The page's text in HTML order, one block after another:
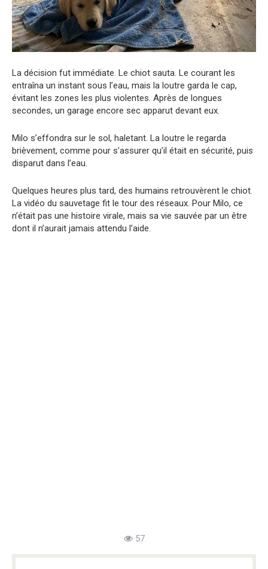
La décision fut immédiate. Le chiot sauta. Le courant les
entraîna un instant sous l’eau, mais la loutre garda le cap,
évitant les zones les plus violentes. Après de longues
secondes, un garage encore sec apparut devant eux.
Milo s’effondra sur le sol, haletant. La loutre le regarda
brièvement, comme pour s’assurer qu’il était en sécurité, puis
disparut dans l’eau.
Quelques heures plus tard, des humains retrouvèrent le chiot.
La vidéo du sauvetage fit le tour des réseaux. Pour Milo, ce
n’était pas une histoire virale, mais sa vie sauvée par un être
dont il n’aurait jamais attendu l’aide.
57